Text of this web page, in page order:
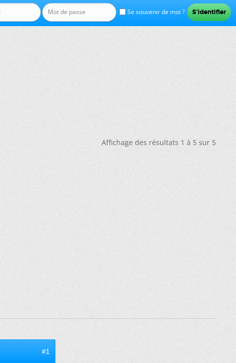
Se souvenir de moi ?
Affichage des résultats 1 à 5 sur 5
#1